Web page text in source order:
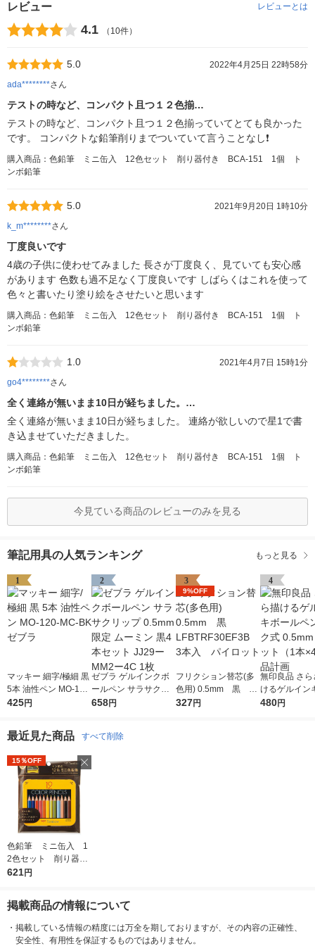
レビュー レビューとは
4.1 （10件）
5.0
2022年4月25日 22時58分
ada********さん
テストの時など、コンパクト且つ１２色揃…
テストの時など、コンパクト且つ１２色揃っていてとても良かった
です。 コンパクトな鉛筆削りまでついていて言うことなし❗️
購入商品：色鉛筆 ミニ缶入 12色セット 削り器付き BCA-151 1個 ト
ンボ鉛筆
5.0
2021年9月20日 1時10分
k_m********さん
丁度良いです
4歳の子供に使わせてみました 長さが丁度良く、見ていても安心感
があります 色数も過不足なく丁度良いです しばらくはこれを使って
色々と書いたり塗り絵をさせたいと思います
購入商品：色鉛筆 ミニ缶入 12色セット 削り器付き BCA-151 1個 ト
ンボ鉛筆
1.0
2021年4月7日 15時1分
go4********さん
全く連絡が無いまま10日が経ちました。…
全く連絡が無いまま10日が経ちました。 連絡が欲しいので星1で書
き込ませていただきました。
購入商品：色鉛筆 ミニ缶入 12色セット 削り器付き BCA-151 1個 ト
ンボ鉛筆
今見ている商品のレビューのみを見る
筆記用具の人気ランキング もっと見る
1
マッキー 細字/極細 黒
5本 油性ペン MO-120
-MC-BK ゼブラ
425円
2
ゼブラ ゲルインクボ
ールペン サラサクリ
ップ 0.5mm 限定 ムー
658円
3
9%OFF
フリクション替芯(多
色用) 0.5mm 黒 LF
BTRF30EF3B 3本
327円
4
無印良品 さら
けるゲルイン
ペン ノック式
480円
最近見た商品 すべて削除
15％OFF
お気に入りに
登録しました
色鉛筆 ミニ缶入 1
2色セット 削り器付
き BCA-151 1個
621円
掲載商品の情報について
・ 掲載している情報の精度には万全を期しておりますが、その内容の正確性、
安全性、有用性を保証するものではありません。